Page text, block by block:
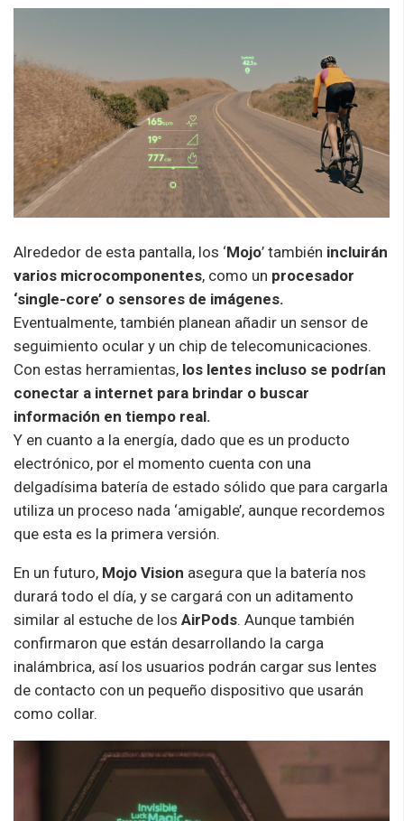
Alrededor de esta pantalla, los ‘Mojo’ también incluirán
varios microcomponentes, como un procesador
‘single-core’ o sensores de imágenes.
Eventualmente, también planean añadir un sensor de
seguimiento ocular y un chip de telecomunicaciones.
Con estas herramientas, los lentes incluso se podrían
conectar a internet para brindar o buscar
información en tiempo real.
Y en cuanto a la energía, dado que es un producto
electrónico, por el momento cuenta con una
delgadísima batería de estado sólido que para cargarla
utiliza un proceso nada ‘amigable’, aunque recordemos
que esta es la primera versión.
En un futuro, Mojo Vision asegura que la batería nos
durará todo el día, y se cargará con un aditamento
similar al estuche de los AirPods. Aunque también
confirmaron que están desarrollando la carga
inalámbrica, así los usuarios podrán cargar sus lentes
de contacto con un pequeño dispositivo que usarán
como collar.